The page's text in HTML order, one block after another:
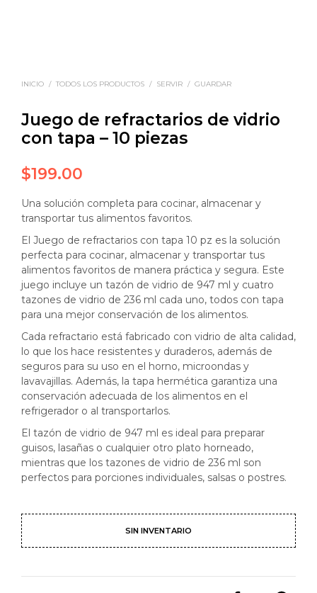
INICIO / TODOS LOS PRODUCTOS / SERVIR / GUARDAR
Juego de refractarios de vidrio
con tapa – 10 piezas
$199.00
Una solución completa para cocinar, almacenar y
transportar tus alimentos favoritos.
El Juego de refractarios con tapa 10 pz es la solución
perfecta para cocinar, almacenar y transportar tus
alimentos favoritos de manera práctica y segura. Este
juego incluye un tazón de vidrio de 947 ml y cuatro
tazones de vidrio de 236 ml cada uno, todos con tapa
para una mejor conservación de los alimentos.
Cada refractario está fabricado con vidrio de alta calidad,
lo que los hace resistentes y duraderos, además de
seguros para su uso en el horno, microondas y
lavavajillas. Además, la tapa hermética garantiza una
conservación adecuada de los alimentos en el
refrigerador o al transportarlos.
El tazón de vidrio de 947 ml es ideal para preparar
guisos, lasañas o cualquier otro plato horneado,
mientras que los tazones de vidrio de 236 ml son
perfectos para porciones individuales, salsas o postres.
SIN INVENTARIO